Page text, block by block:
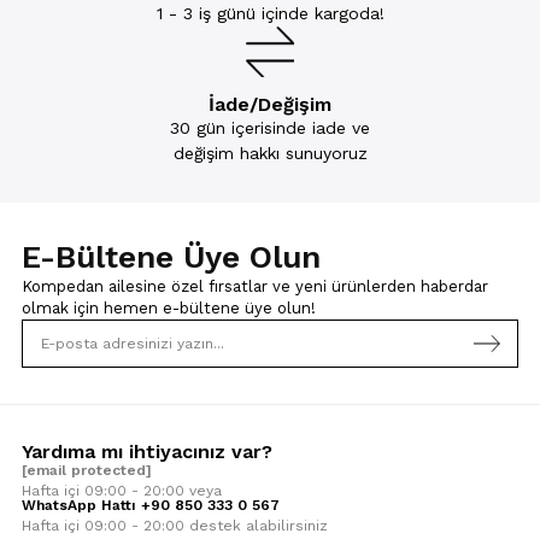
1 - 3 iş günü içinde kargoda!
İade/Değişim
30 gün içerisinde iade ve
değişim hakkı sunuyoruz
E-Bültene Üye Olun
Kompedan ailesine özel fırsatlar ve yeni ürünlerden haberdar
olmak için hemen e-bültene üye olun!
Yardıma mı ihtiyacınız var?
[email protected]
Hafta içi 09:00 - 20:00 veya
WhatsApp Hattı +90 850 333 0 567
Hafta içi 09:00 - 20:00 destek alabilirsiniz